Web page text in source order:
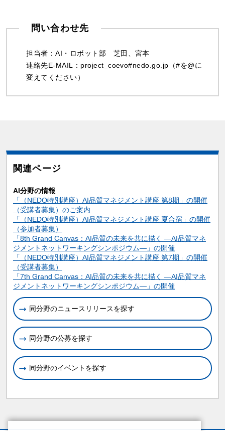
問い合わせ先
担当者：AI・ロボット部
芝田、宮本
連絡先E-MAIL：project_coevo#nedo.go.jp（#を@に
変えてください）
関連ページ
AI分野の情報
「（NEDO特別講座）AI品質マネジメント講座 第8期」の開催
（受講者募集）のご案内
「（NEDO特別講座）AI品質マネジメント講座 夏合宿」の開催
（参加者募集）
「8th Grand Canvas：AI品質の未来を共に描く ―AI品質マネ
ジメントネットワーキングシンポジウム―」の開催
「（NEDO特別講座）AI品質マネジメント講座 第7期」の開催
（受講者募集）
「7th Grand Canvas：AI品質の未来を共に描く ―AI品質マネ
ジメントネットワーキングシンポジウム―」の開催
同分野のニュースリリースを探す
同分野の公募を探す
同分野のイベントを探す